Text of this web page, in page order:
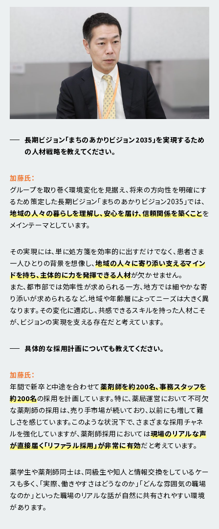
長期ビジョン「まちのあかりビジョン2035」を実現するため
の人材戦略を教えてください。
加藤氏：
グループを取り巻く環境変化を見据え、将来の方向性を明確にす
るため策定した長期ビジョン「まちのあかりビジョン2035」では、
地域の人々の暮らしを理解し、安心を届け、信頼関係を築くことを
メインテーマとしています。
その実現には、単に処方箋を効率的に出すだけでなく、患者さま
一人ひとりの背景を想像し、地域の人々に寄り添い支えるマイン
ドを持ち、主体的に力を発揮できる人材が欠かせません。
また、都市部では効率性が求められる一方、地方では細やかな寄
り添いが求められるなど、地域や年齢層によってニーズは大きく異
なります。その変化に適応し、共感できるスキルを持った人材こそ
が、ビジョンの実現を支える存在だと考えています。
具体的な採用計画についても教えてください。
加藤氏：
年間で新卒と中途を合わせて薬剤師を約200名、事務スタッフを
約200名の採用を計画しています。特に、薬局運営において不可欠
な薬剤師の採用は、売り手市場が続いており、以前にも増して難
しさを感じています。このような状況下で、さまざまな採用チャネ
ルを強化していますが、薬剤師採用においては現場のリアルな声
が直接届く「リファラル採用」が非常に有効だと考えています。
薬学生や薬剤師同士は、同級生や知人と情報交換をしているケー
スも多く、「実際、働きやすさはどうなのか」「どんな雰囲気の職場
なのか」といった職場のリアルな話が自然に共有されやすい環境
があります。